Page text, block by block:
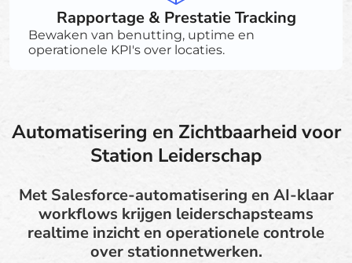
Rapportage & Prestatie Tracking
Bewaken van benutting, uptime en
operationele KPI's over locaties.
Automatisering en Zichtbaarheid voor
Station Leiderschap
Met Salesforce-automatisering en AI-klaar
workflows krijgen leiderschapsteams
realtime inzicht en operationele controle
over stationnetwerken.